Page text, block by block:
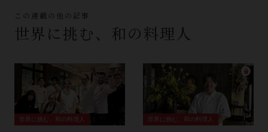
この連載の他の記事
世界に挑む、和の料理人
世界に挑む、和の料理人 世界に挑む、和の料理人